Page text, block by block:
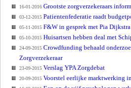
16-01-2016 Grootste zorgverzekeraars
03-12-2015 Patientenfederatie raadt
05-11-2015 F&W in gesprek met Pia
05-10-2015 Huisartsen hebben deal met
24-09-2015 Crowdfunding behaald
Zorgverzekeraar
23-09-2015 Verslag YPA Zorgdebat
20-09-2015 Voorstel eerlijke marktwerking